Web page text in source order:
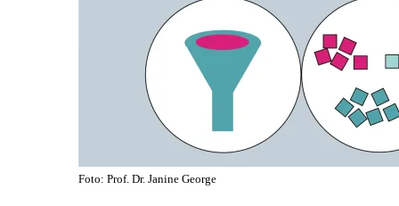
Foto: Prof. Dr. Janine George